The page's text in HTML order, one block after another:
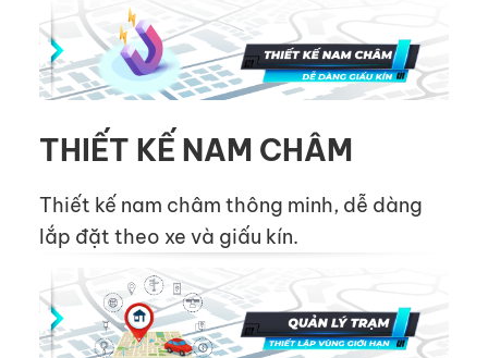
THIẾT KẾ NAM CHÂM
Thiết kế nam châm thông minh, dễ dàng
lắp đặt theo xe và giấu kín.